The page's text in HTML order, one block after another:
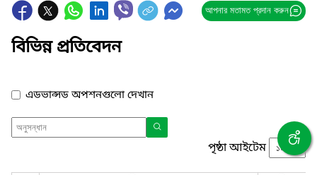
আপনার মতামত প্রদান করুন
বিভিন্ন প্রতিবেদন
এডভান্সড অপশনগুলো দেখান
পৃষ্ঠা আইটেম